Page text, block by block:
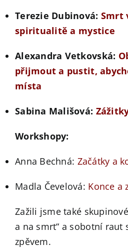
Terezie Dubinová: Smrt
spiritualitě a mystice
Alexandra Vetkovská:
přijmout a pustit,
místa
Sabina Mališová:
Workshopy:
Anna Bechná: Začátky a
Madla Čevelová: Konce a
Zažili jsme také
a na smrt“ a sobotní raut
zpěvem.